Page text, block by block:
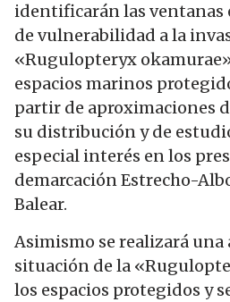
identificarán las ventanas
de vulnerabilidad a la
«Rugulopteryx
espacios marinos
partir de aproximaciones
su distribución y de
especial interés en los
demarcación Estrecho-
Balear.
Asimismo se realizará
situación de la
los espacios protegidos y